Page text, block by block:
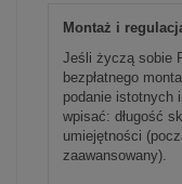
Montaż i
Jeśli życzą sobie
bezpłatnego
podanie istotnych
wpisać: długość
umiejętności
zaawansowany).